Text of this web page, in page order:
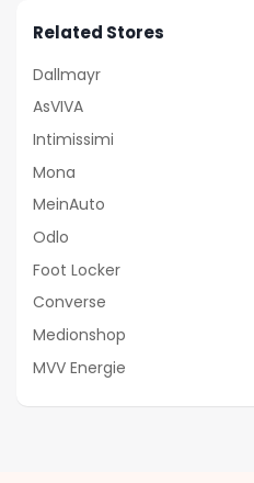
Related Stores
Dallmayr
AsVIVA
Intimissimi
Mona
MeinAuto
Odlo
Foot Locker
Converse
Medionshop
MVV Energie